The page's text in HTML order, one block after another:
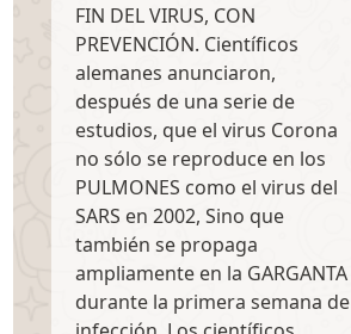
FIN DEL VIRUS, CON
PREVENCIÓN. Científicos
alemanes anunciaron,
después de una serie de
estudios, que el virus Corona
no sólo se reproduce en los
PULMONES como el virus del
SARS en 2002, Sino que
también se propaga
ampliamente en la GARGANTA
durante la primera semana de